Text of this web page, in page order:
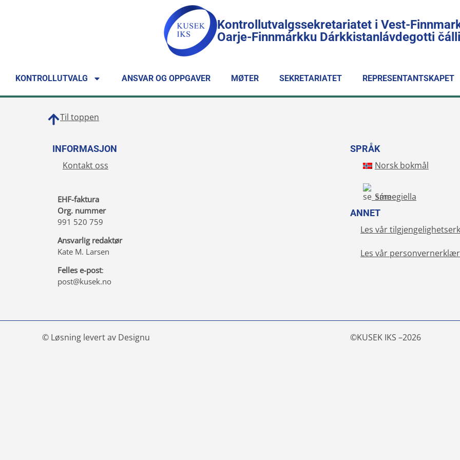
Kontrollutvalgssekretariatet i Vest-
Oarje-Finnmárkku Dárkkistanlávdegotti
KONTROLLUTVALG ANSVAR OG OPPGAVER MØTER SEKRETARIATET REPRESENTANTSKAPET
Til toppen
INFORMASJON
Kontakt oss
EHF-faktura
Org. nummer
991 520 759
Ansvarlig redaktør
Kate M. Larsen
Felles e-post:
post@kusek.no
SPRÅK
Norsk bokmål
Sámegiella
ANNET
Les vår
Les vår
© Løsning levert av Designu ©KUSEK IKS –2026